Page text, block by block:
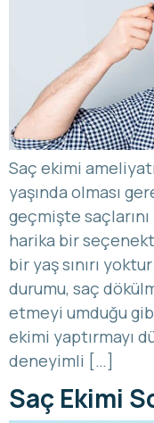
Saç ekimi
yaşında olması
geçmişte
harika bir
bir yaş sınırı
durumu, saç
etmeyi umduğu
ekimi yaptırmayı
deneyimli […]
Saç Ekimi